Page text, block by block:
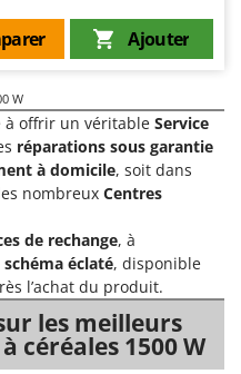
pour tracteur
tracteur
Ajouter
W
à offrir un véritable Service
réparations sous garantie
à domicile, soit dans
nombreux Centres
de rechange, à
schéma éclaté, disponible
l’achat du produit.
les meilleurs
céréales 1500 W